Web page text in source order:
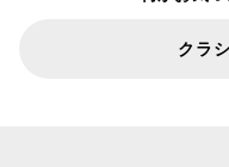
クラ